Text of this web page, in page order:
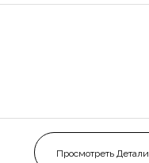
Просмотреть Детали